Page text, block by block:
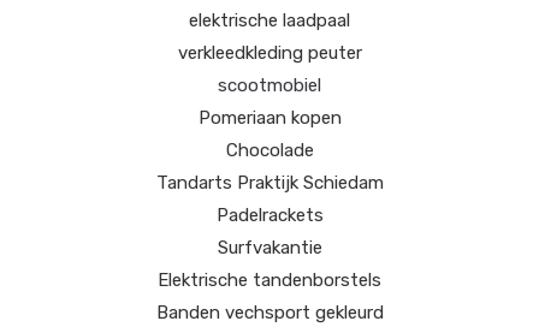
elektrische laadpaal
verkleedkleding peuter
scootmobiel
Pomeriaan kopen
Chocolade
Tandarts Praktijk Schiedam
Padelrackets
Surfvakantie
Elektrische tandenborstels
Banden vechsport gekleurd